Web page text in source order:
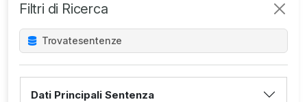
Filtri di Ricerca
Trovatesentenze
Dati Principali Sentenza